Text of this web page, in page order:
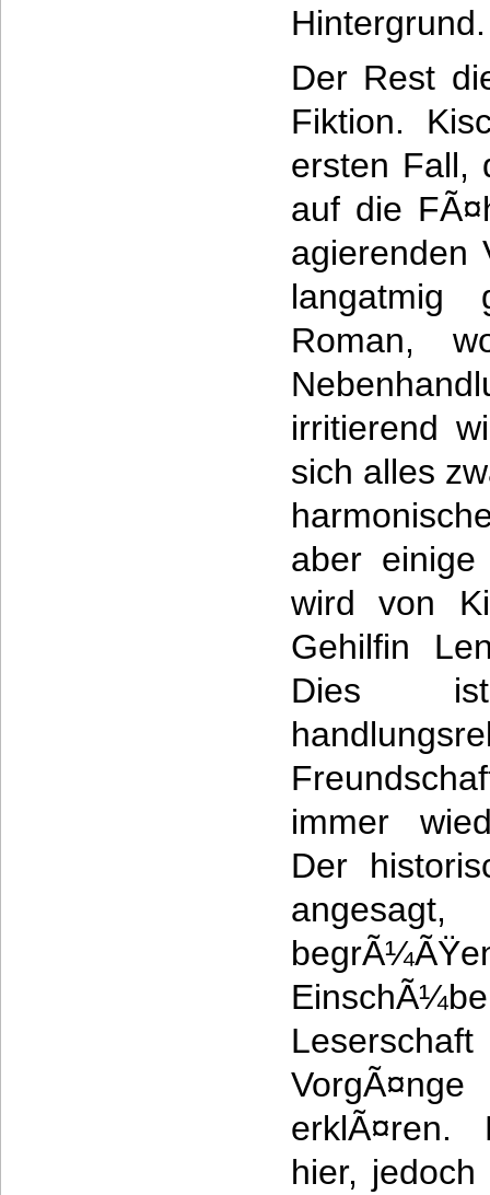
Hintergrund.
Der Rest
Fiktion.
ersten Fall,
auf die
agierenden
langatmig
Roman,
irritierend
sich alles
aber
wird von
Gehilfin
Dies
immer
Der
erklÃ¤ren.
hier,